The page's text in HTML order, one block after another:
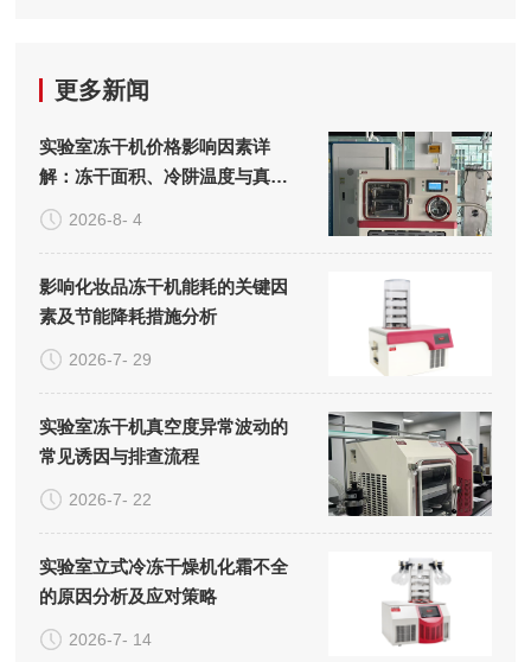
更多新闻
实验室冻干机价格影响因素详
解：冻干面积、冷阱温度与真空
系统的成本构成
2026-8- 4
影响化妆品冻干机能耗的关键因
素及节能降耗措施分析
2026-7- 29
实验室冻干机真空度异常波动的
常见诱因与排查流程
2026-7- 22
实验室立式冷冻干燥机化霜不全
的原因分析及应对策略
2026-7- 14